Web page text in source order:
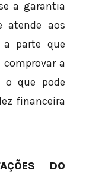
a garantia
atende aos
a parte que
a
o que pode
financeira
DO